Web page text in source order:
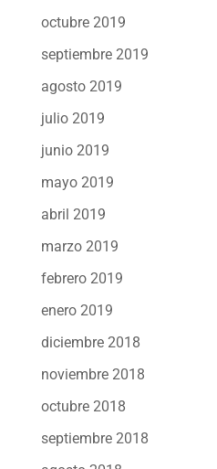
octubre 2019
septiembre 2019
agosto 2019
julio 2019
junio 2019
mayo 2019
abril 2019
marzo 2019
febrero 2019
enero 2019
diciembre 2018
noviembre 2018
octubre 2018
septiembre 2018